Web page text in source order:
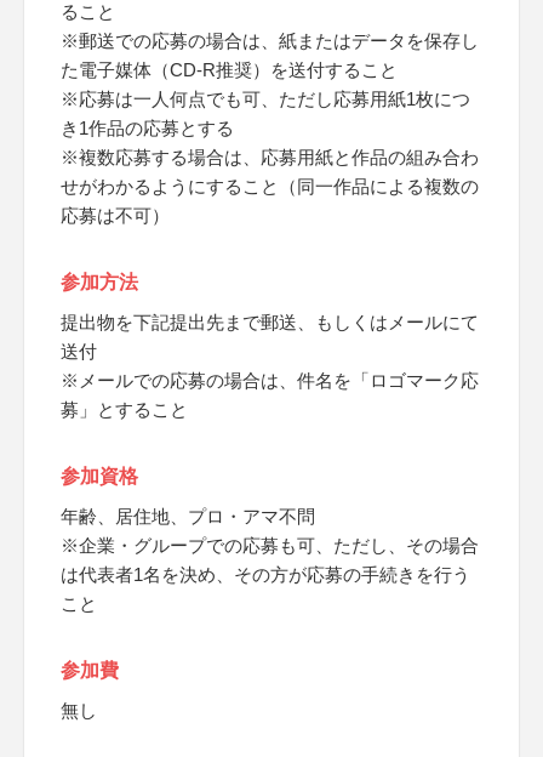
ること
※郵送での応募の場合は、紙またはデータを保存し
た電子媒体（CD-R推奨）を送付すること
※応募は一人何点でも可、ただし応募用紙1枚につ
き1作品の応募とする
※複数応募する場合は、応募用紙と作品の組み合わ
せがわかるようにすること（同一作品による複数の
応募は不可）
参加方法
提出物を下記提出先まで郵送、もしくはメールにて
送付
※メールでの応募の場合は、件名を「ロゴマーク応
募」とすること
参加資格
年齢、居住地、プロ・アマ不問
※企業・グループでの応募も可、ただし、その場合
は代表者1名を決め、その方が応募の手続きを行う
こと
参加費
無し